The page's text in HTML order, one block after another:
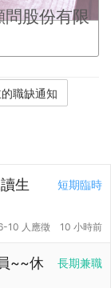
股份有限
短期臨時
生
10 人應徵 10 小時前
長期兼職
~~休